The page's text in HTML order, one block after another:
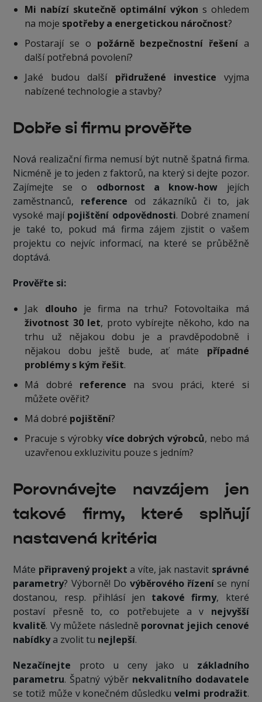
Mi nabízí skutečně optimální výkon s ohledem
na moje spotřeby a energetickou náročnost?
Postarají se o požárně bezpečnostní řešenía
další potřebná povolení?
Jaké budou další přidružené investice vyjma
nabízené technologie a stavby?
Dobře si firmu prověřte
Nová realizační firma nemusí být nutně špatná firma.
Nicméně je to jeden z faktorů, na který si dejte pozor.
Zajímejte se o odbornost a know-how jejích
zaměstnanců, reference od zákazníků či to, jak
vysoké mají pojištění odpovědnosti. Dobré znamení
je také to, pokud má firma zájem zjistit o vašem
projektu co nejvíc informací, na které se průběžně
doptává.
Prověřte si:
Jak dlouhoje firma na trhu? Fotovoltaika má
životnost 30 let, proto vybírejte někoho, kdo na
trhu už nějakou dobu je a pravděpodobně i
nějakou dobu ještě bude, ať máte případné
problémy s kým řešit.
Má dobré reference na svou práci, které si
můžete ověřit?
Má dobré pojištění?
Pracuje s výrobky více dobrých výrobců, nebo má
uzavřenou exkluzivitu pouze s jedním?
Porovnávejte navzájem jen
takové firmy, které splňují
nastavená kritéria
Máte připravený projekt a víte, jak nastavit správné
parametry? Výborně! Do výběrového řízeníse nyní
dostanou, resp. přihlásí jen takové firmy, které
postaví přesně to, co potřebujete a v nejvyšší
kvalitě. Vy můžete následně porovnat jejich cenové
nabídkya zvolit tu nejlepší.
Nezačínejte proto u ceny jako u základního
parametru. Špatný výběr nekvalitního dodavatele
se totiž může v konečném důsledku velmi prodražit.